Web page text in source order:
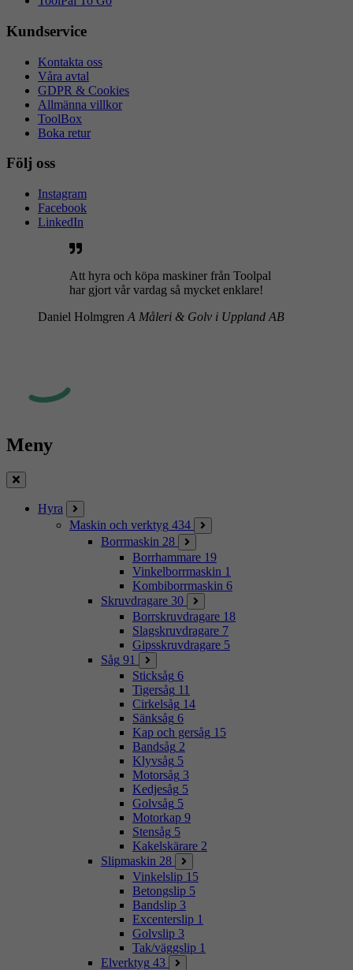
Kundservice
Kontakta oss
Våra avtal
GDPR & Cookies
Allmänna villkor
ToolBox
Boka retur
Följ oss
Instagram
Facebook
LinkedIn
Att hyra och köpa maskiner från Toolpal
har gjort vår vardag så mycket enklare!
Daniel Holmgren A Måleri & Golv i Uppland AB
Meny
Stäng
Hyra
Maskin och verktyg 434
Borrmaskin 28
Borrhammare 19
Vinkelborrmaskin 1
Kombiborrmaskin 6
Skruvdragare 30
Borrskruvdragare 18
Slagskruvdragare 7
Gipsskruvdragare 5
Såg 91
Sticksåg 6
Tigersåg 11
Cirkelsåg 14
Sänksåg 6
Kap och gersåg 15
Bandsåg 2
Klyvsåg 5
Motorsåg 3
Kedjesåg 5
Golvsåg 5
Motorkap 9
Stensåg 5
Kakelskärare 2
Slipmaskin 28
Vinkelslip 15
Betongslip 5
Bandslip 3
Excenterslip 1
Golvslip 3
Tak/väggslip 1
Elverktyg 43